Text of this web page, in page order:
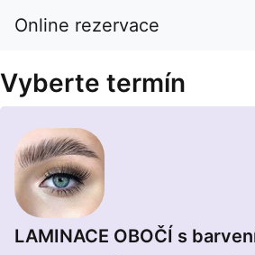
Online rezervace
Vyberte termín
LAMINACE OBOČÍ s